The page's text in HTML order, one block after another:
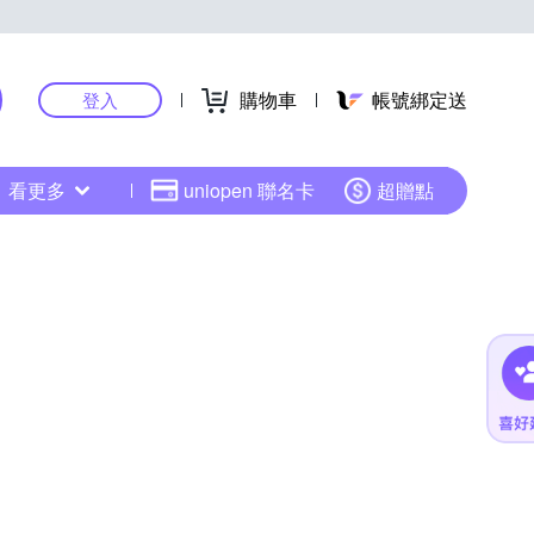
登入 購物車 帳號綁定送
看更多 uniopen 聯名卡 超贈點